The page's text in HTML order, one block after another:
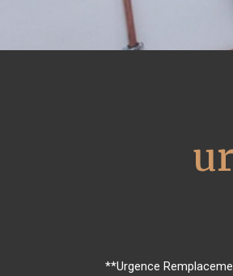
**Urgence